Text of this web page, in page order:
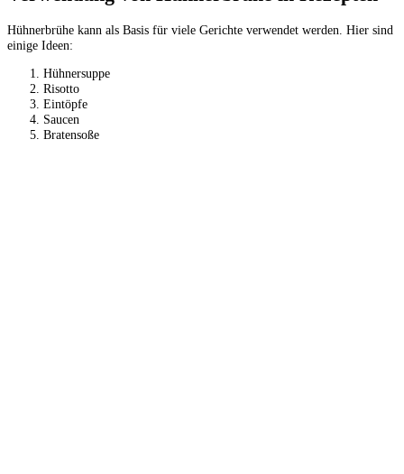
Hühnerbrühe kann als Basis für viele Gerichte verwendet werden. Hier sind
einige Ideen:
Hühnersuppe
Risotto
Eintöpfe
Saucen
Bratensoße